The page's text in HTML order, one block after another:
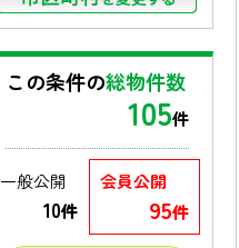
この条件の総物件数
105件
会員公開
95件
一般公開
10件